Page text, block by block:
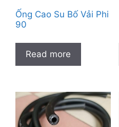
Ống Cao Su Bố Vải Phi
90
Read more